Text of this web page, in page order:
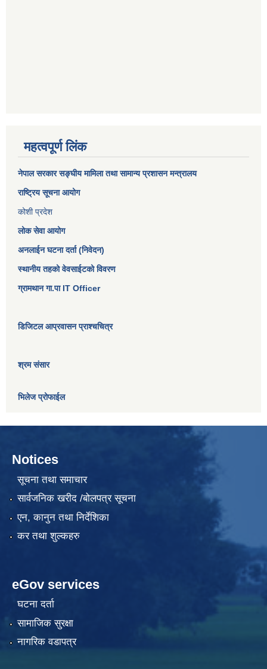
महत्वपूर्ण लिंक
नेपाल सरकारसङ्घीय मामिला तथा सामान्य प्रशासन मन्त्रालय
राष्ट्रिय सूचना आयोग
कोशी प्रदेश
लोक सेवा आयोग
अनलाईन घटना दर्ता (निवेदन)
स्थानीय तहको वेवसाईटको विवरण
ग्रामथान गा.पा IT Officer
डिजिटल आप्रवासन प्राश्चचित्र
श्रम संसार
भिलेज प्रोफाईल
Notices
सूचना तथा समाचार
सार्वजनिक खरीद /बोलपत्र सूचना
एन, कानुन तथा निर्देशिका
कर तथा शुल्कहरु
eGov services
घटना दर्ता
सामाजिक सुरक्षा
नागरिक वडापत्र